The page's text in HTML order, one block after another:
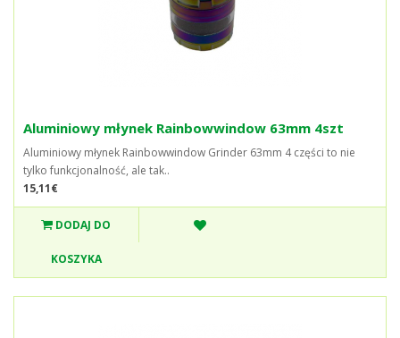
Aluminiowy młynek Rainbowwindow 63mm 4szt
Aluminiowy młynek Rainbowwindow Grinder 63mm 4 części to nie
tylko funkcjonalność, ale tak..
15,11€
DODAJ DO
KOSZYKA